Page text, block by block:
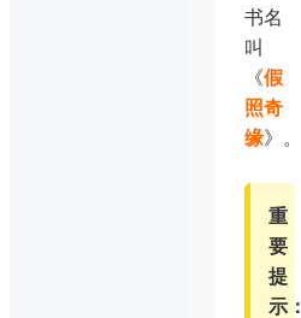
书名
叫
《假
照奇
缘》。
重
要
提
示：